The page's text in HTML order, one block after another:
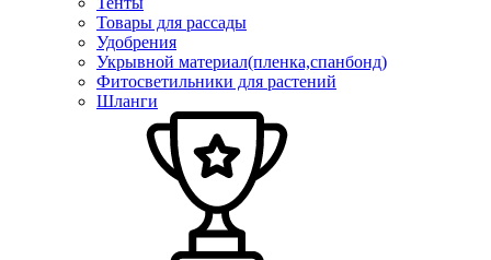
Товары для рассады
Удобрения
Укрывной материал(пленка,спанбонд)
Фитосветильники для растений
Шланги